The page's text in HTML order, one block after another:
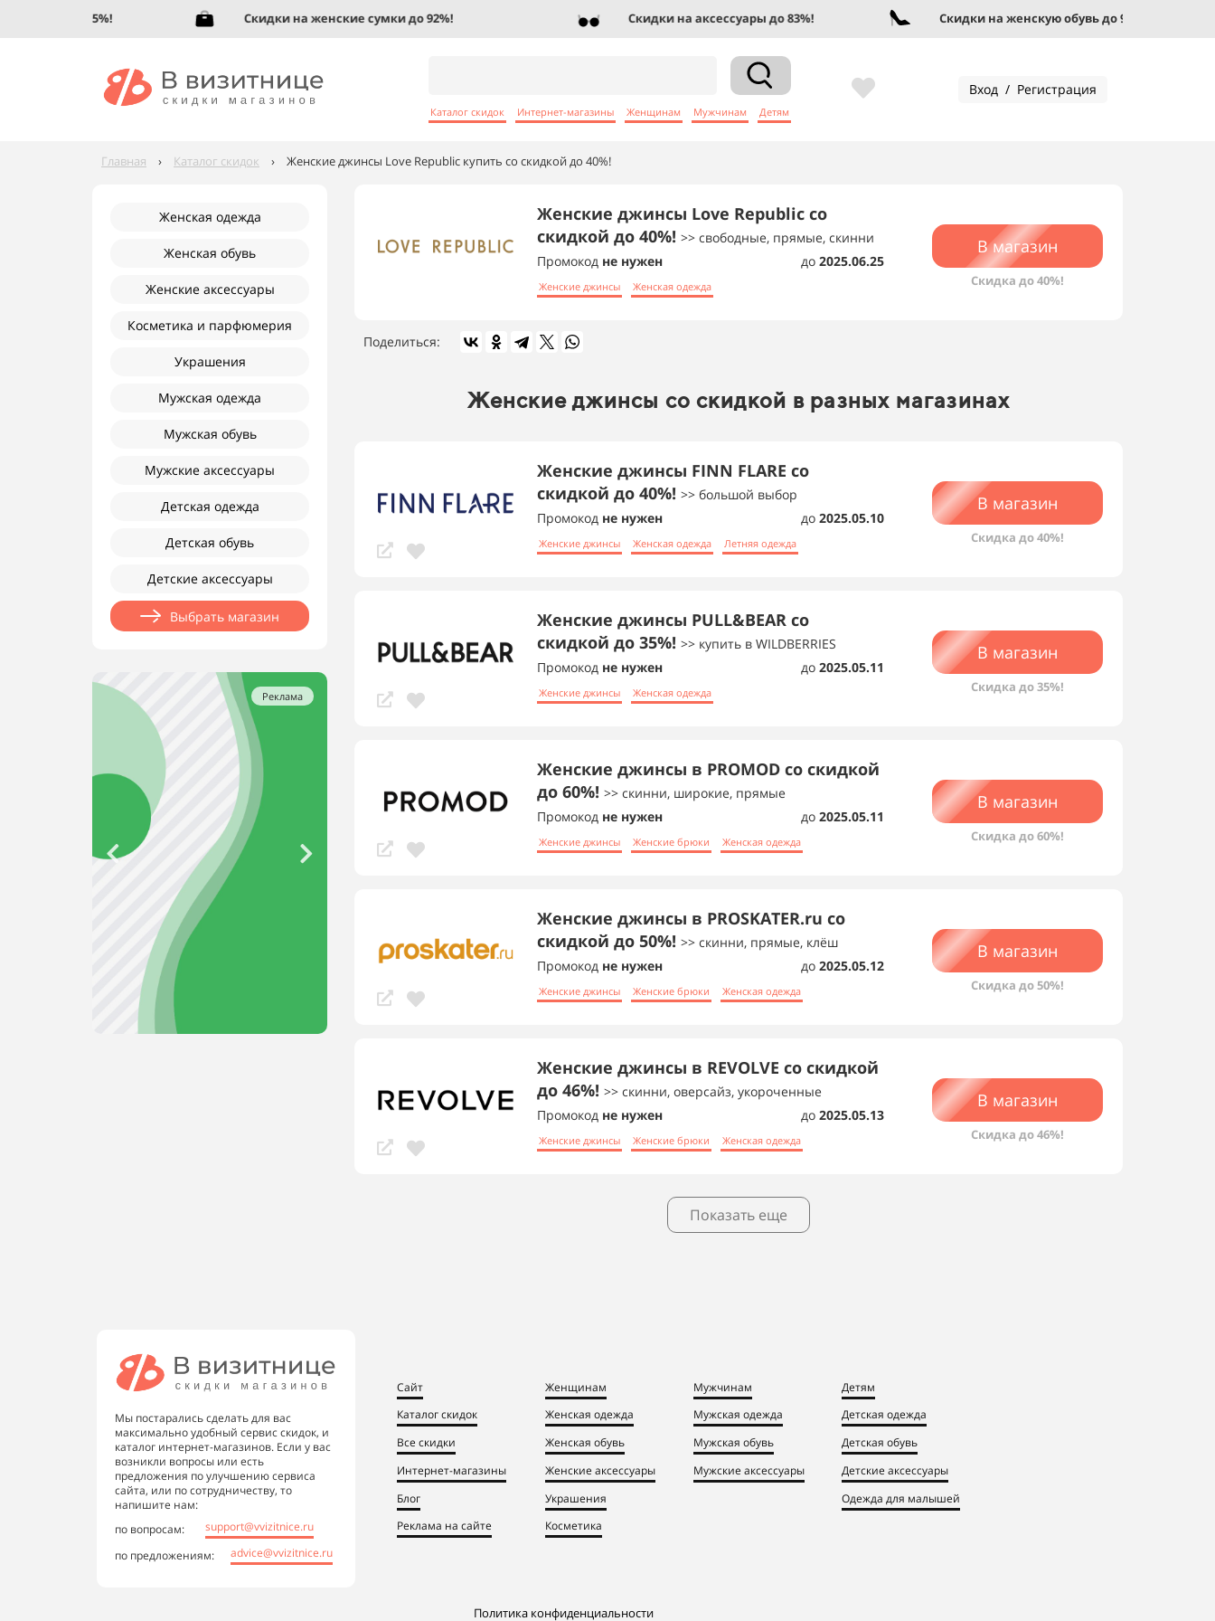
обувь до 95%! Скидки на женские сумки до 92%! Скидки на аксессуары до 83%! Скидки на женскую обувь до 95%!
Каталог скидок Интернет-магазины Женщинам Мужчинам Детям
Вход / Регистрация
Главная › Каталог скидок › Женские джинсы Love Republic купить со скидкой до 40%!
Женская одежда
Женская обувь
Женские аксессуары
Косметика и парфюмерия
Украшения
Мужская одежда
Мужская обувь
Мужские аксессуары
Детская одежда
Детская обувь
Детские аксессуары
Выбрать магазин
Реклама
Женские джинсы Love Republic со
скидкой до 40%! >> свободные, прямые, скинни
Промокод не нужен до 2025.06.25
Женские джинсы Женская одежда
В магазин
Скидка до 40%!
Поделиться:
Женские джинсы со скидкой в разных магазинах
Женские джинсы FINN FLARE со
скидкой до 40%! >> большой выбор
Промокод не нужен до 2025.05.10
Женские джинсы Женская одежда Летняя одежда
В магазин
Скидка до 40%!
Женские джинсы PULL&BEAR со
скидкой до 35%! >> купить в WILDBERRIES
Промокод не нужен до 2025.05.11
Женские джинсы Женская одежда
В магазин
Скидка до 35%!
Женские джинсы в PROMOD со скидкой
до 60%! >> скинни, широкие, прямые
Промокод не нужен до 2025.05.11
Женские джинсы Женские брюки Женская одежда
В магазин
Скидка до 60%!
Женские джинсы в PROSKATER.ru со
скидкой до 50%! >> скинни, прямые, клёш
Промокод не нужен до 2025.05.12
Женские джинсы Женские брюки Женская одежда
В магазин
Скидка до 50%!
Женские джинсы в REVOLVE со скидкой
до 46%! >> скинни, оверсайз, укороченные
Промокод не нужен до 2025.05.13
Женские джинсы Женские брюки Женская одежда
В магазин
Скидка до 46%!
Показать еще
Мы постарались сделать для вас
максимально удобный сервис скидок, и
каталог интернет-магазинов. Если у вас
возникли вопросы или есть
предложения по улучшению сервиса
сайта, или по сотрудничеству, то
напишите нам:
по вопросам:
support@vvizitnice.ru
по предложениям:
advice@vvizitnice.ru
Сайт
Каталог скидок
Все скидки
Интернет-магазины
Блог
Реклама на сайте
Женщинам
Женская одежда
Женская обувь
Женские аксессуары
Украшения
Косметика
Мужчинам
Мужская одежда
Мужская обувь
Мужские аксессуары
Детям
Детская одежда
Детская обувь
Детские аксессуары
Одежда для малышей
Политика конфиденциальности